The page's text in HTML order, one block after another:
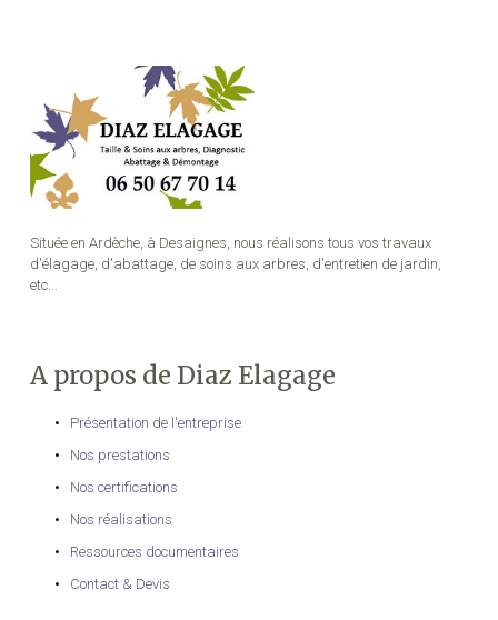
Située en Ardèche, à Desaignes, nous réalisons tous vos travaux
d'élagage, d'abattage, de soins aux arbres, d'entretien de jardin,
etc...
A propos de Diaz Elagage
Présentation de l'entreprise
Nos prestations
Nos certifications
Nos réalisations
Ressources documentaires
Contact & Devis